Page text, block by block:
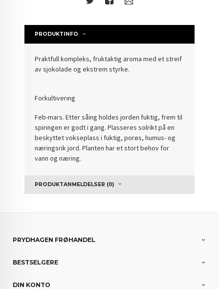
PRODUKTINFO
Praktfull kompleks, fruktaktig aroma med et streif
av sjokolade og ekstrem styrke.
Forkultivering
Feb-mars.Etter såing holdes jorden fuktig, frem til
spiringen er godt i gang.Plasseres solrikt på en
beskyttet vokseplass i fuktig, porøs, humus- og
næringsrik jord. Planten har et stort behov for
vann og næring.
PRODUKTANMELDELSER (0)
PRYDHAGEN FRØHANDEL
BESTSELGERE
DIN KONTO